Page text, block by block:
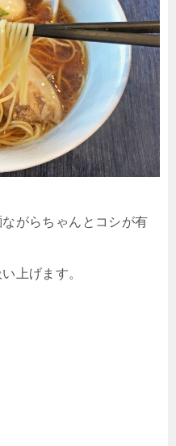
がらちゃんとコシが有
上げます。